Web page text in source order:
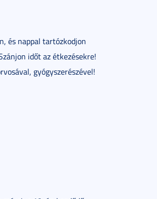
és nappal tartózkodjon
időt az étkezésekre!
gyógyszerészével!